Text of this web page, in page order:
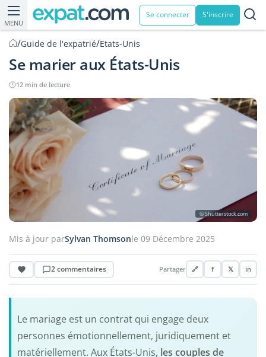
MENU
Se connecter S'inscrire
/Guide de l'expatrié/Etats-Unis
Se marier aux États-Unis
12 min de lecture
© Shutterstock.com
Mis à jour parSylvan Thomsonle 09 Décembre 2025
2 commentaires Partager 🔗 f 𝕏 in
Le mariage est un contrat qui engage deux
personnes émotionnellement, juridiquement et
matériellement. Aux États-Unis, les couples de